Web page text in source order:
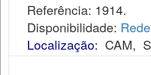
Referência: 1914.
Disponibilidade:
Localização: CAM,